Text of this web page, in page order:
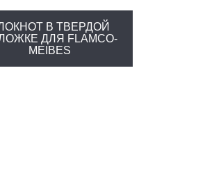
В ТВЕРДОЙ
ДЛЯ FLAMCO-
MEIBES